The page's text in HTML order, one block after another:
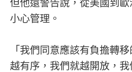
但他還警告說，從美國到
小心管理。
「我們同意應該有負擔轉
越有序，我們就越開放，我